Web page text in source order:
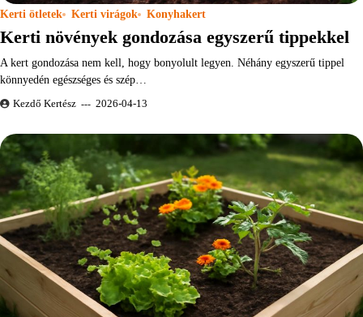
Kerti ötletek Kerti virágok Konyhakert
Kerti növények gondozása egyszerű tippekkel
A kert gondozása nem kell, hogy bonyolult legyen. Néhány egyszerű tippel
könnyedén egészséges és szép…
Kezdő Kertész 2026-04-13